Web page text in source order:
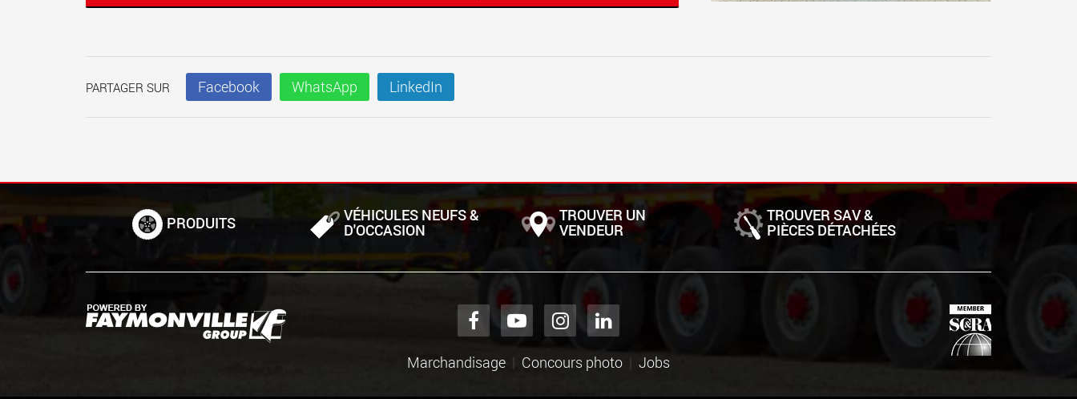
PARTAGER SUR Facebook WhatsApp LinkedIn
PRODUITS VÉHICULES NEUFS &
D'OCCASION
TROUVER UN
VENDEUR
TROUVER SAV &
PIÈCES DÉTACHÉES
Marchandisage Concours photo Jobs